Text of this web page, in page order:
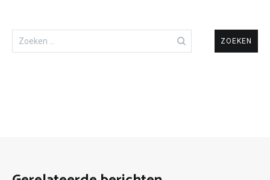
naar: